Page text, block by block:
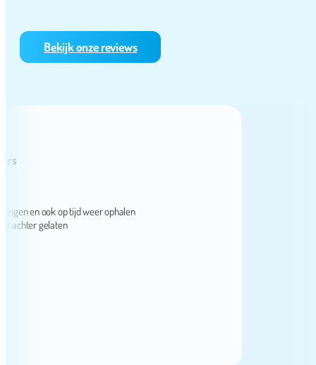
Bekijk onze reviews
en ook op tijd weer ophalen
gelaten